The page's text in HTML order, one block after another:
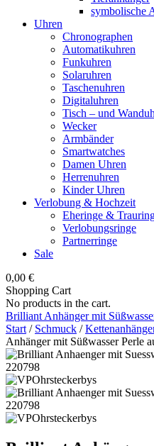
symbolische
Uhren
Chronographen
Automatikuhren
Funkuhren
Solaruhren
Taschenuhren
Digitaluhren
Tisch – und
Wecker
Armbänder
Smartwatches
Damen Uhren
Herrenuhren
Kinder Uhren
Verlobung & Hochzeit
Eheringe &
Verlobungsringe
Partnerringe
Sale
0,00 €
Shopping Cart
No products in the cart.
Brilliant Anhänger mit
Start / Schmuck /
Anhänger mit Süßwasser Perle